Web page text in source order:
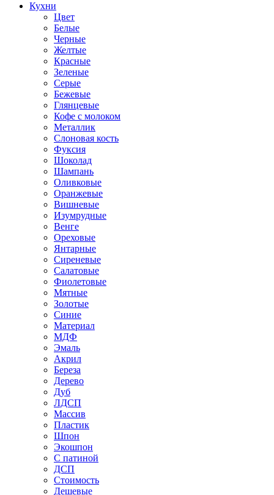
Кухни
Цвет
Белые
Черные
Желтые
Красные
Зеленые
Серые
Бежевые
Глянцевые
Кофе с молоком
Металлик
Слоновая кость
Фуксия
Шоколад
Шампань
Оливковые
Оранжевые
Вишневые
Изумрудные
Венге
Ореховые
Янтарные
Сиреневые
Салатовые
Фиолетовые
Мятные
Золотые
Синие
Материал
МДФ
Эмаль
Акрил
Береза
Дерево
Дуб
ЛДСП
Массив
Пластик
Шпон
Экошпон
С патиной
ДСП
Стоимость
Дешевые